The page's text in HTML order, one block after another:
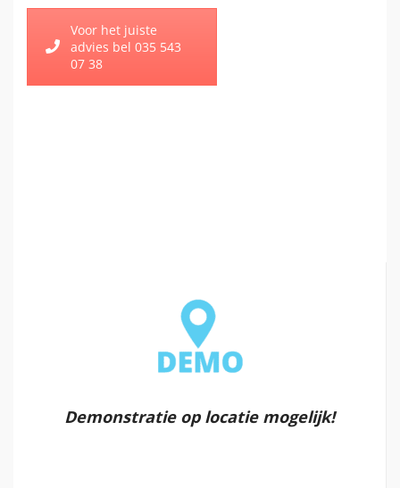
Voor het juiste
advies bel 035 543
07 38
Demonstratie op locatie mogelijk!